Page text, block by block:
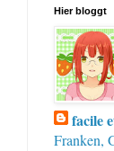
Hier bloggt
facile
Franken,